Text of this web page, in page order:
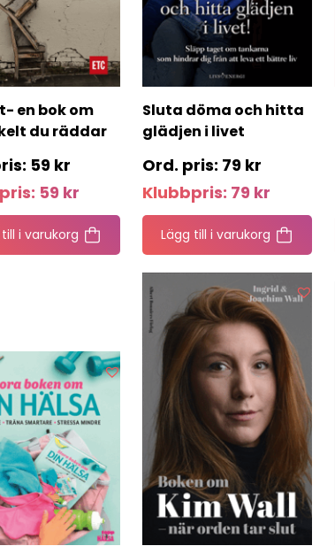
en bok om
du räddar
59 kr
59 kr
i varukorg
Sluta döma och hitta
glädjen i livet
79 kr
Klubbpris: 79 kr
Lägg till i varukorg